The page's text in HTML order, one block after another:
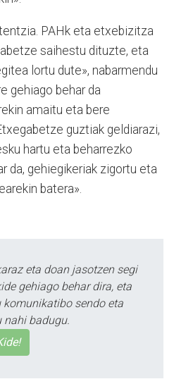
PAHk eta etxebizitza
saihestu dituzte, eta
lortu dute», nabarmendu
gehiago behar da
amaitu eta bere
guztiak geldiarazi,
hartu eta beharrezko
da, gehiegikeriak zigortu eta
batera».
eta doan jasotzen segi
gehiago behar dira, eta
komunikatibo sendo eta
nahi badugu.